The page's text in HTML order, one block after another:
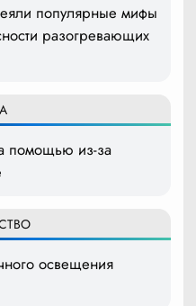
популярные мифы
разогревающих
помощью из-за
освещения